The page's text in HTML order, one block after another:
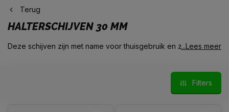
Terug
HALTERSCHIJVEN 30 MM
Deze schijven zijn met name voor thuisgebruik en zijn geschikt
...Lees meer
Filters